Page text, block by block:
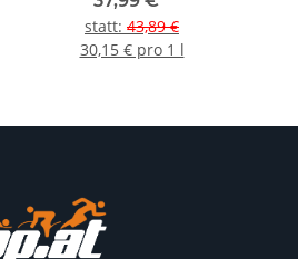
statt: 43,89 €
30,15 € pro 1 l